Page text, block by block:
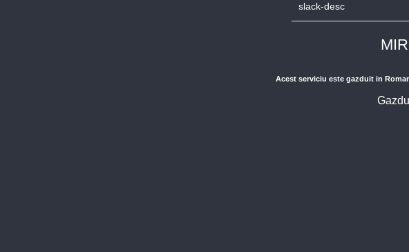
slack-desc
Acest serviciu este gazduit in